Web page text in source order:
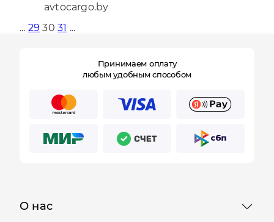
avtocargo.by
... 29 30 31 ...
Принимаем оплату
любым удобным способом
О нас